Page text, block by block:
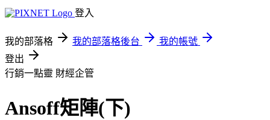
登入
我的部落格 我的部落格後台
我的帳號
登出
行銷一點靈 財經企管
Ansoff矩陣(下)